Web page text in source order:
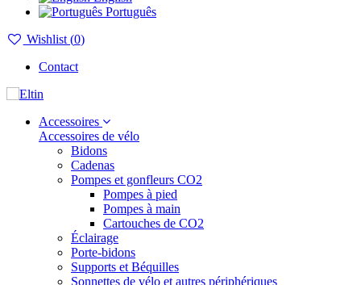
Português
Wishlist (0)
Contact
Accessoires
Accessoires de vélo
Bidons
Cadenas
Pompes et gonfleurs CO2
Pompes à pied
Pompes à main
Cartouches de CO2
Éclairage
Porte-bidons
Supports et Béquilles
Sonnettes de vélo et autres périphériques